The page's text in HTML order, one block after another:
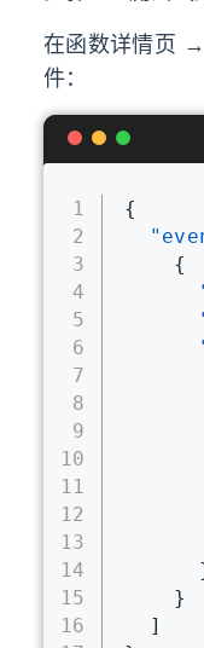
在函数详情页
件：
1
2
3
4
5
6
7
8
9
10
11
12
13
14
15
16
{
{
}
]